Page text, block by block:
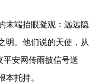
末端抬眼凝观：远远隐
明。他们说的天使，从
安网传雨披信号送
托持。